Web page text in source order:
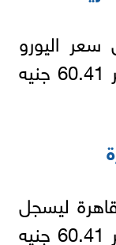
سعر اليورو
نحو 60.22 جنيه للشراء، وسعر 60.41 جنيه
ليسجل
نحو 60.22 جنيه للشراء، وسعر 60.41 جنيه